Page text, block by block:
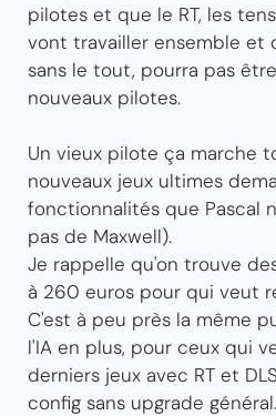
pilotes et que le RT, les
vont travailler ensemble et
sans le tout, pourra pas
nouveaux pilotes.
Un vieux pilote ça marche
nouveaux jeux ultimes
fonctionnalités que Pascal
pas de Maxwell).
Je rappelle qu'on trouve
à 260 euros pour qui veut
C'est à peu près la même
l'IA en plus, pour ceux qui
derniers jeux avec RT et
config sans upgrade